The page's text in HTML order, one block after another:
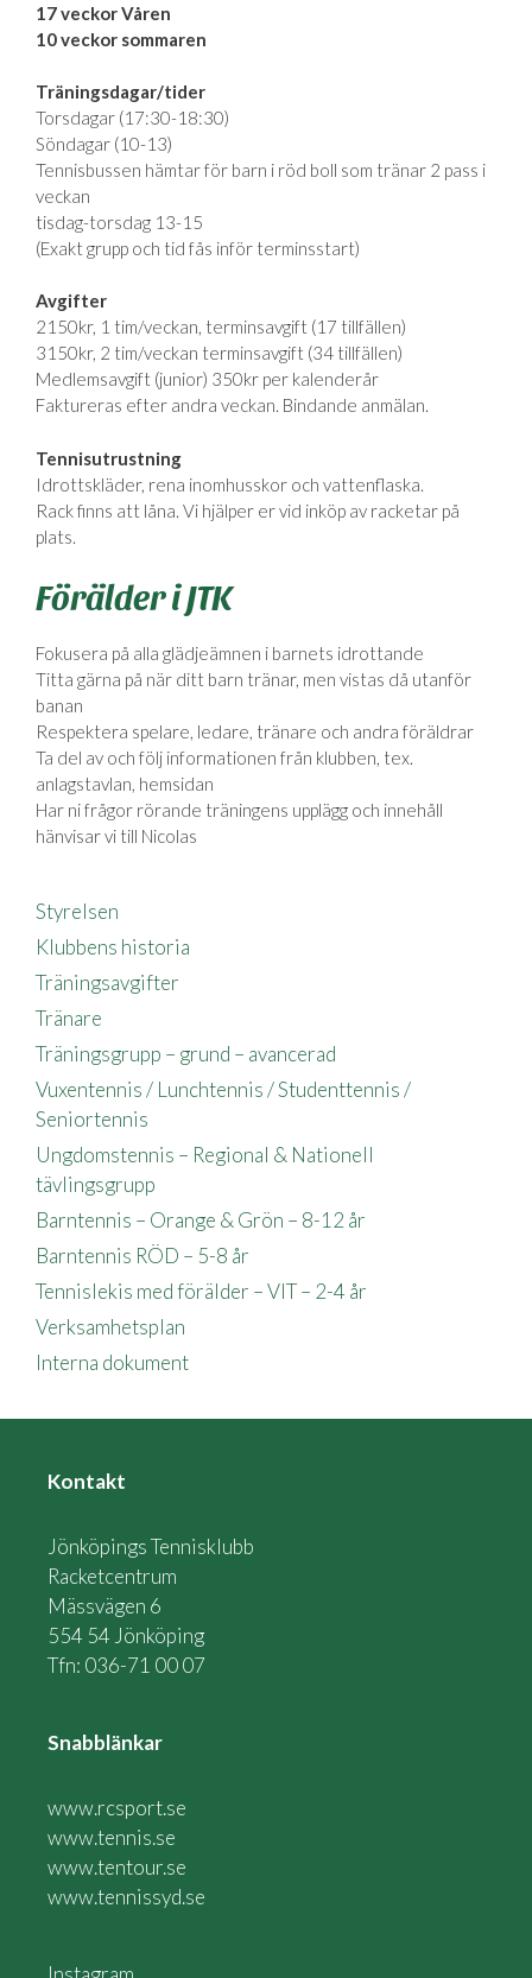
17 veckor Våren
10 veckor sommaren
Träningsdagar/tider
Torsdagar (17:30-18:30)
Söndagar (10-13)
Tennisbussen hämtar för barn i röd boll som tränar 2 pass i
veckan
tisdag-torsdag 13-15
(Exakt grupp och tid fås inför terminsstart)
Avgifter
2150kr, 1 tim/veckan, terminsavgift (17 tillfällen)
3150kr, 2 tim/veckan terminsavgift (34 tillfällen)
Medlemsavgift (junior) 350kr per kalenderår
Faktureras efter andra veckan. Bindande anmälan.
Tennisutrustning
Idrottskläder, rena inomhusskor och vattenflaska.
Rack finns att låna. Vi hjälper er vid inköp av racketar på
plats.
Förälder i JTK
Fokusera på alla glädjeämnen i barnets idrottande
Titta gärna på när ditt barn tränar, men vistas då utanför
banan
Respektera spelare, ledare, tränare och andra föräldrar
Ta del av och följ informationen från klubben, tex.
anlagstavlan, hemsidan
Har ni frågor rörande träningens upplägg och innehåll
hänvisar vi till Nicolas
Styrelsen
Klubbens historia
Träningsavgifter
Tränare
Träningsgrupp – grund – avancerad
Vuxentennis / Lunchtennis / Studenttennis /
Seniortennis
Ungdomstennis – Regional & Nationell
tävlingsgrupp
Barntennis – Orange & Grön – 8-12 år
Barntennis RÖD – 5-8 år
Tennislekis med förälder – VIT – 2-4 år
Verksamhetsplan
Interna dokument
Kontakt
Jönköpings Tennisklubb
Racketcentrum
Mässvägen 6
554 54 Jönköping
Tfn: 036-71 00 07
Snabblänkar
www.rcsport.se
www.tennis.se
www.tentour.se
www.tennissyd.se